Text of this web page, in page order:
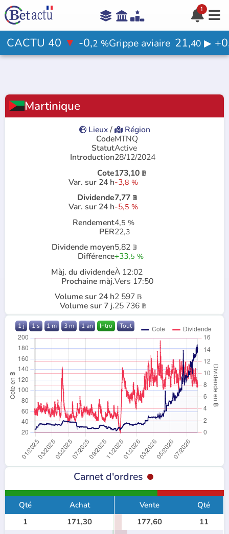
   
1 
 Aide
Rejoindre le jeu
CACTU 40 ▼ -0,2 %Grippe aviaire 21,40 ▶
Martinique
Lieux/ Région
CodeMTNQ
StatutActive
Introduction28/12/2024
Cote173,10 𝔹
Var. sur 24 h-3,8 %
Dividende7,77 𝔹
Var. sur 24 h-5,5 %
Rendement4,5 %
PER22,3
Dividende moyen5,82 𝔹
Différence+33,5 %
Màj. du dividendeÀ 12:02
Prochaine màj.Vers 17:50
Volume sur 24 h2 597 𝔹
Volume sur 7 j.25 736 𝔹
1 j 1 s 1 m 3 m 1 an Intro Tout
Carnet d'ordres
Qté
Achat
1
171,30
Vente
Qté
177,60
11